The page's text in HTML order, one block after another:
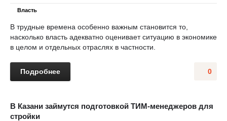
Власть
В трудные времена особенно важным становится то,
насколько власть адекватно оценивает ситуацию в экономике
в целом и отдельных отраслях в частности.
0
Подробнее
В Казани займутся подготовкой ТИМ-менеджеров для
стройки